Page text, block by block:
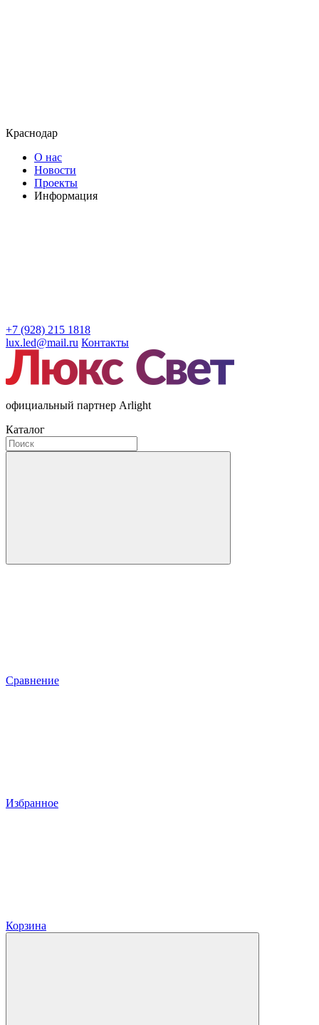
Краснодар
О нас
Новости
Проекты
Информация
+7 (928) 215 1818
lux.led@mail.ru Контакты
официальный партнер Arlight
Каталог
Сравнение
Избранное
Корзина